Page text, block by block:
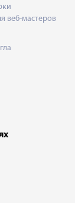
веб-мастеров